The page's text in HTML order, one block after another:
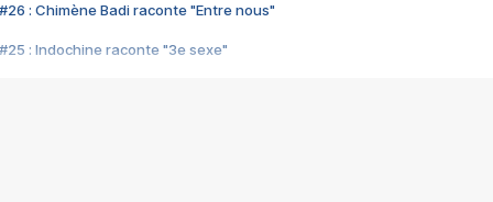
#26 : Chimène Badi raconte "Entre nous"
#25 : Indochine raconte "3e sexe"